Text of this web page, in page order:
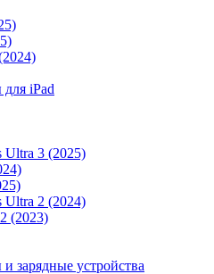
для iPad
Ultra 3 (2025)
Ultra 2 (2024)
(2023)
зарядные устройства